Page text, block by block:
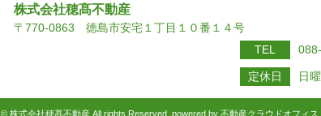
株式会社穂髙不動産
〒770-0863 徳島市安宅１丁目１０番１４号
TEL
定休日 日
株式会社穂髙不動産 All rights Reserved. powered by 不動産クラウドオフィス